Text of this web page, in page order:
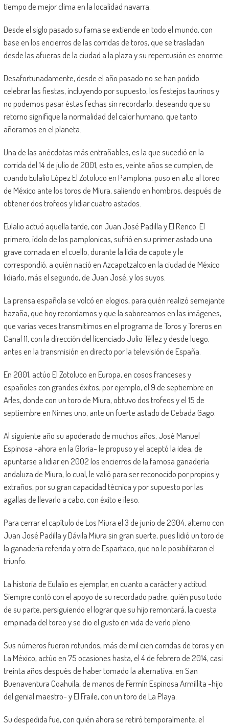
tiempo de mejor clima en la localidad navarra.
Desde el siglo pasado su fama se extiende en todo el mundo, con
base en los encierros de las corridas de toros, que se trasladan
desde las afueras de la ciudad a la plaza y su repercusión es enorme.
Desafortunadamente, desde el año pasado no se han podido
celebrar las fiestas, incluyendo por supuesto, los festejos taurinos y
no podemos pasar éstas fechas sin recordarlo, deseando que su
retorno signifique la normalidad del calor humano, que tanto
añoramos en el planeta.
Una de las anécdotas más entrañables, es la que sucedió en la
corrida del 14 de julio de 2001, esto es, veinte años se cumplen, de
cuando Eulalio López El Zotoluco en Pamplona, puso en alto al toreo
de México ante los toros de Miura, saliendo en hombros, después de
obtener dos trofeos y lidiar cuatro astados.
Eulalio actuó aquella tarde, con Juan José Padilla y El Renco. El
primero, ídolo de los pamplonicas, sufrió en su primer astado una
grave cornada en el cuello, durante la lidia de capote y le
correspondió, a quién nació en Azcapotzalco en la ciudad de México
lidiarlo, más el segundo, de Juan José, y los suyos.
La prensa española se volcó en elogios, para quién realizó semejante
hazaña, que hoy recordamos y que la saboreamos en las imágenes,
que varias veces transmitimos en el programa de Toros y Toreros en
Canal 11, con la dirección del licenciado Julio Téllez y desde luego,
antes en la transmisión en directo por la televisión de España.
En 2001, actúo El Zotoluco en Europa, en cosos franceses y
españoles con grandes éxitos, por ejemplo, el 9 de septiembre en
Arles, donde con un toro de Miura, obtuvo dos trofeos y el 15 de
septiembre en Nimes uno, ante un fuerte astado de Cebada Gago.
Al siguiente año su apoderado de muchos años, José Manuel
Espinosa -ahora en la Gloria- le propuso y el aceptó la idea, de
apuntarse a lidiar en 2002 los encierros de la famosa ganadería
andaluza de Miura, lo cual, le valió para ser reconocido por propios y
extraños, por su gran capacidad técnica y por supuesto por las
agallas de llevarlo a cabo, con éxito e ileso.
Para cerrar el capítulo de Los Miura el 3 de junio de 2004, alterno con
Juan José Padilla y Dávila Miura sin gran suerte, pues lidió un toro de
la ganadería referida y otro de Espartaco, que no le posibilitaron el
triunfo.
La historia de Eulalio es ejemplar, en cuanto a carácter y actitud.
Siempre contó con el apoyo de su recordado padre, quién puso todo
de su parte, persiguiendo el lograr que su hijo remontará, la cuesta
empinada del toreo y se dio el gusto en vida de verlo pleno.
Sus números fueron rotundos, más de mil cien corridas de toros y en
La México, actúo en 75 ocasiones hasta, el 4 de febrero de 2014, casi
treinta años después de haber tomado la alternativa, en San
Buenaventura Coahuila, de manos de Fermín Espinosa Armillita -hijo
del genial maestro- y El Fraile, con un toro de La Playa.
Su despedida fue, con quién ahora se retiró temporalmente, el